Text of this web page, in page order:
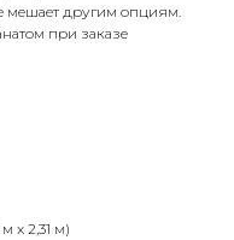
мешает другим опциям.
при заказе
x 2,31 м)